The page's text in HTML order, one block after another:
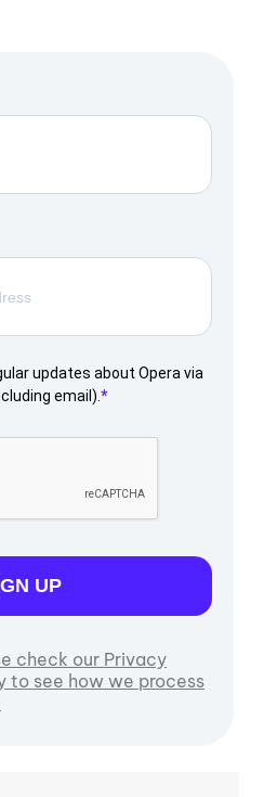
updates about Opera via
email).
UP
check our Privacy
to see how we process